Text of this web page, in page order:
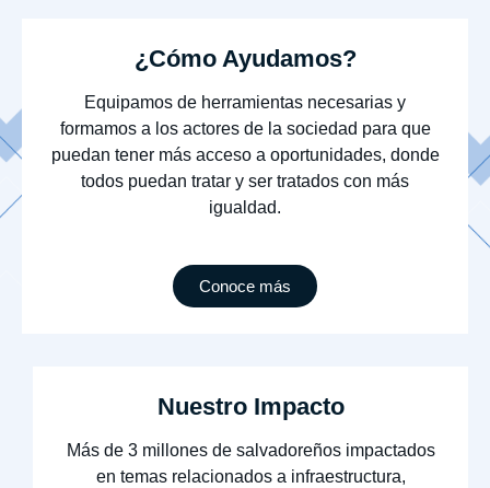
¿Cómo Ayudamos?
Equipamos de herramientas necesarias y
formamos a los actores de la sociedad para que
puedan tener más acceso a oportunidades, donde
todos puedan tratar y ser tratados con más
igualdad.
Conoce más
Nuestro Impacto
Más de 3 millones de salvadoreños impactados
en temas relacionados a infraestructura,